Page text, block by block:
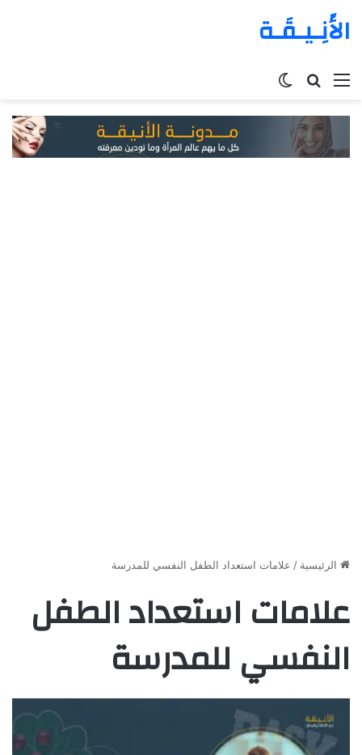
الأَنِـيـقَـة
القائمة بحث
الرئيسية / علامات استعداد الطفل النفسي للمدرسة
علامات استعداد الطفل
النفسي للمدرسة